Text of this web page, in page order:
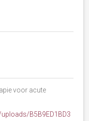
voor acute
B5B9ED1BD3